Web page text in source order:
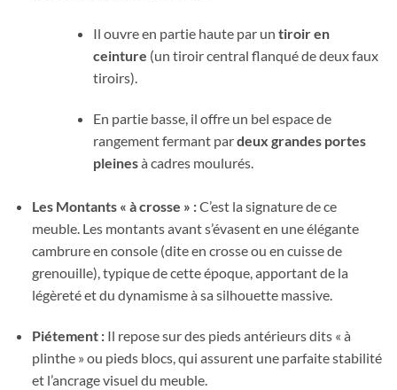
Il ouvre en partie haute par un tiroir en
ceinture (un tiroir central flanqué de deux faux
tiroirs).
En partie basse, il offre un bel espace de
rangement fermant pardeux grandes portes
pleinesà cadres moulurés.
Les Montants « à crosse » :C’est la signature de ce
meuble. Les montants avant s’évasent en une élégante
cambrure en console (dite en crosse ou en cuisse de
grenouille), typique de cette époque, apportant de la
légèreté et du dynamisme à sa silhouette massive.
Piétement :Il repose sur des pieds antérieurs dits « à
plinthe » ou pieds blocs, qui assurent une parfaite stabilité
et l’ancrage visuel du meuble.